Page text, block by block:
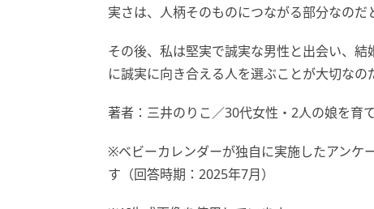
実さは、人柄そのものにつながる部分なのだ
その後、私は堅実で誠実な男性と出会い、
に誠実に向き合える人を選ぶことが大切なの
著者：三井のりこ／30代女性・2人の娘を育
※ベビーカレンダーが独自に実施したアンケ
す（回答時期：2025年7月）